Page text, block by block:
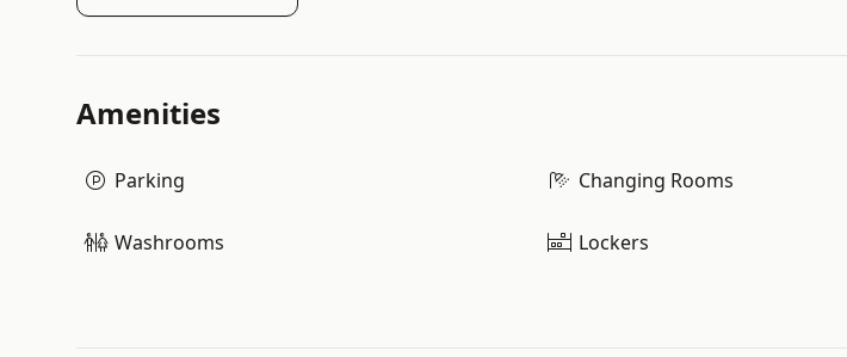
Amenities
Parking Changing Rooms
Washrooms Lockers